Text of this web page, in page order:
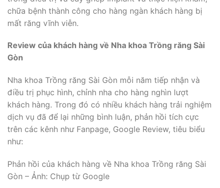
chữa bệnh thành công cho hàng ngàn khách hàng bị
mất răng vĩnh viễn.
Review của khách hàng về Nha khoa Trồng răng Sài
Gòn
Nha khoa Trồng răng Sài Gòn mỗi năm tiếp nhận và
điều trị phục hình, chỉnh nha cho hàng nghìn lượt
khách hàng. Trong đó có nhiều khách hàng trải nghiệm
dịch vụ đã để lại những bình luận, phản hồi tích cực
trên các kênh như Fanpage, Google Review, tiêu biểu
như:
Phản hồi của khách hàng về Nha khoa Trồng răng Sài
Gòn – Ảnh: Chụp từ Google